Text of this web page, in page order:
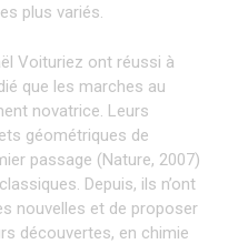
plus variés.
Voituriez ont réussi à
que les marches au
novatrice. Leurs
géométriques de
passage (Nature, 2007)
Depuis, ils n’ont
nouvelles et de proposer
découvertes, en chimie